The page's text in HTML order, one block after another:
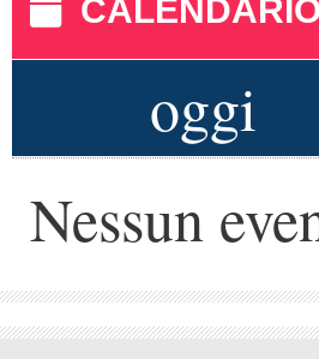
oggi
Nessun